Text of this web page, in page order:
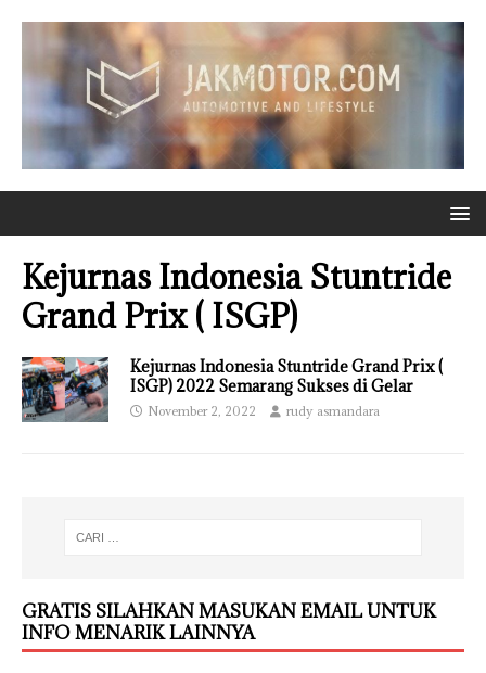
Kejurnas Indonesia Stuntride
Grand Prix ( ISGP)
Kejurnas Indonesia Stuntride Grand Prix (
ISGP) 2022 Semarang Sukses di Gelar
November 2, 2022 rudy asmandara
GRATIS SILAHKAN MASUKAN EMAIL UNTUK
INFO MENARIK LAINNYA